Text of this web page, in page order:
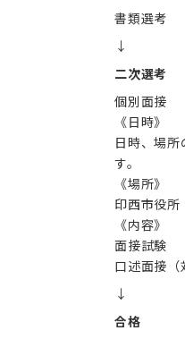
書類選考
↓
二次選考
個別面接
《日時》
日時、場
す。
《場所》
印西市役所
《内容》
面接試験
口述面接（
↓
合格